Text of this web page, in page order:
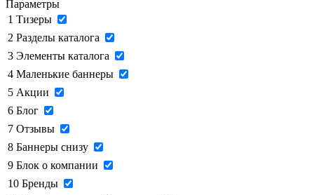
Параметры
1 Тизеры
2 Разделы каталога
3 Элементы каталога
4 Маленькие баннеры
5 Акции
6 Блог
7 Отзывы
8 Баннеры снизу
9 Блок о компании
10 Бренды